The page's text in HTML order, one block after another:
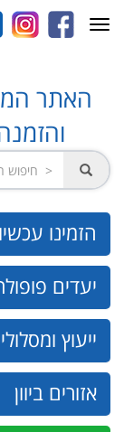
האתר
הזמינו עכשיו
יעדים
ייעוץ
אזורים ביוון
Toggle
navigation